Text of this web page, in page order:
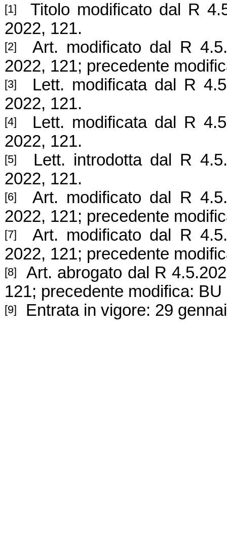
[1]
Titolo modificato dal R
2022, 121.
[2]
Art. modificato dal R
2022, 121; precedente
[3]
Lett. modificata dal R
2022, 121.
[4]
Lett. modificata dal R
2022, 121.
[5]
Lett. introdotta dal R
2022, 121.
[6]
Art. modificato dal R
2022, 121; precedente
[7]
Art. modificato dal R
2022, 121; precedente
[8] Art. abrogato dal R
121; precedente modifica:
[9] Entrata in vigore: 29